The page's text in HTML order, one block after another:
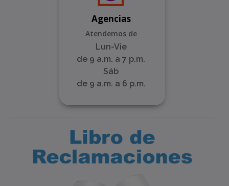
Agencias
Atendemos de
Lun-Vie
de 9 a.m. a 7 p.m.
Sáb
de 9 a.m. a 6 p.m.